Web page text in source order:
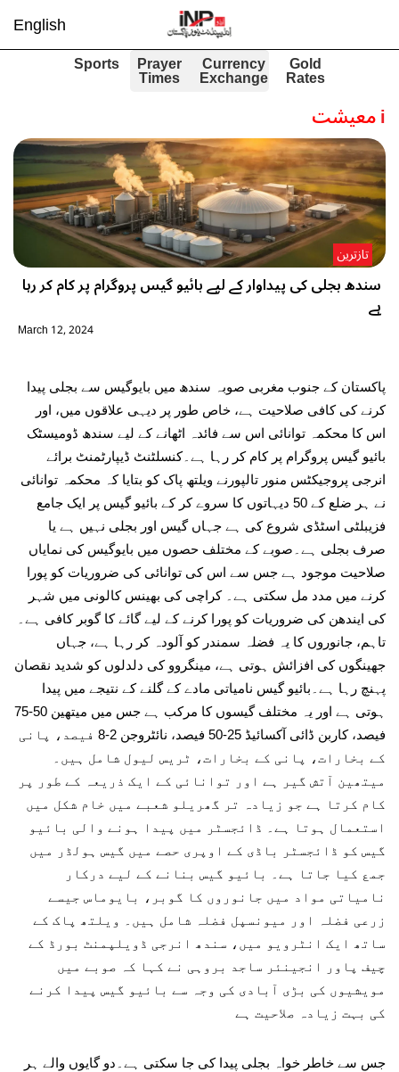
English
Gold
Rates
Currency
Exchange
Prayer
Times
Sports
iمعیشت
سندھ بجلی کی پیداوار کے لیے بائیو گیس پروگرام پر کام کر رہا
ہے
تازترین
March 12, 2024
پاکستان کے جنوب مغربی صوبہ سندھ میں بایوگیس سے بجلی پیدا
کرنے کی کافی صلاحیت ہے، خاص طور پر دیہی علاقوں میں، اور
اس کا محکمہ توانائی اس سے فائدہ اٹھانے کے لیے سندھ ڈومیسٹک
بائیو گیس پروگرام پر کام کر رہا ہے۔کنسلٹنٹ ڈیپارٹمنٹ برائے
انرجی پروجیکٹس منور تالپورنے ویلتھ پاک کو بتایا کہ محکمہ توانائی
نے ہر ضلع کے 50 دیہاتوں کا سروے کر کے بائیو گیس پر ایک جامع
فزیبلٹی اسٹڈی شروع کی ہے جہاں گیس اور بجلی نہیں ہے یا
صرف بجلی ہے۔صوبے کے مختلف حصوں میں بایوگیس کی نمایاں
صلاحیت موجود ہے جس سے اس کی توانائی کی ضروریات کو پورا
کرنے میں مدد مل سکتی ہے۔ کراچی کی بھینس کالونی میں شہر
کی ایندھن کی ضروریات کو پورا کرنے کے لیے گائے کا گوبر کافی ہے۔
تاہم، جانوروں کا یہ فضلہ سمندر کو آلودہ کر رہا ہے، جہاں
جھینگوں کی افزائش ہوتی ہے، مینگروو کی دلدلوں کو شدید نقصان
پہنچ رہا ہے۔بائیو گیس نامیاتی مادے کے گلنے کے نتیجے میں پیدا
ہوتی ہے اور یہ مختلف گیسوں کا مرکب ہے جس میں میتھین 50-75
فیصد، کاربن ڈائی آکسائیڈ 25-50 فیصد، نائٹروجن 2-8 فیصد، پانی
کے بخارات، پانی کے بخارات، ٹریس لیول شامل ہیں۔
میتھین آتش گیر ہے اور توانائی کے ایک ذریعہ کے طور پر
کام کرتا ہے جو زیادہ تر گھریلو شعبے میں خام شکل میں
استعمال ہوتا ہے۔ ڈائجسٹر میں پیدا ہونے والی بائیو
گیس کو ڈائجسٹر باڈی کے اوپری حصے میں گیس ہولڈر میں
جمع کیا جاتا ہے۔ بائیو گیس بنانے کے لیے درکار
نامیاتی مواد میں جانوروں کا گوبر، بایوماس جیسے
زرعی فضلہ اور میونسپل فضلہ شامل ہیں۔ ویلتھ پاک کے
ساتھ ایک انٹرویو میں، سندھ انرجی ڈویلپمنٹ بورڈ کے
چیف پاور انجینئر ساجد بروہی نے کہا کہ صوبے میں
مویشیوں کی بڑی آبادی کی وجہ سے بائیو گیس پیدا کرنے
کی بہت زیادہ صلاحیت ہے
جس سے خاطر خواہ بجلی پیدا کی جا سکتی ہے۔دو گایوں والے ہر